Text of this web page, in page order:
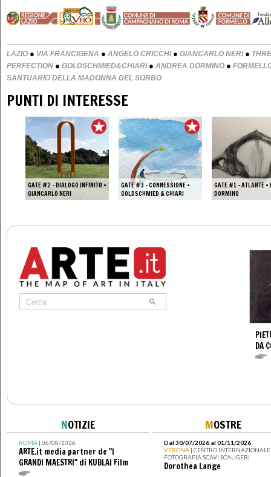
LAZIO ● VIA FRANCIGENA ● ANGELO CRICCHI● GIANCARLO NERI●
PERFECTION ● GOLDSCHMIED&CHIARI● ANDREA DORMINO ●
SANTUARIO DELLA MADONNA DEL SORBO
PUNTI DI INTERESSE
GATE #2 – DIALOGO INFINITO •
GIANCARLO NERI
GATE #3 – CONNESSIONE •
GOLDSCHMIED & CHIARI
GATE #1 – ATLANTE •
DORMINO
DA
NOTIZIE
ROMA | 06/08/2026
ARTE.it media partner de "I
GRANDI MAESTRI" di KUBLAI Film
MOSTRE
Dal 30/07/2026 al 01/11/2026
VERONA | CENTRO
FOTOGRAFIA SCAVI SCALIGERI
Dorothea Lange